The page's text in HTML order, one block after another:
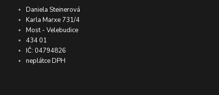
Daniela Steinerová
Karla Marxe 731/4
Most - Velebudice
434 01
IČ: 04794826
neplátce DPH